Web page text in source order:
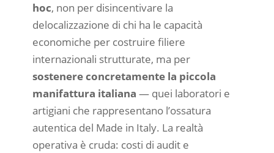
hoc, non per disincentivare la
delocalizzazione di chi ha le capacità
economiche per costruire filiere
internazionali strutturate, ma per
sostenere concretamente la piccola
manifattura italiana — quei laboratori e
artigiani che rappresentano l’ossatura
autentica del Made in Italy. La realtà
operativa è cruda: costi di audit e